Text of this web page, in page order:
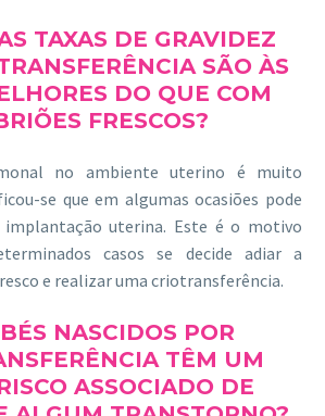
TAXAS DE GRAVIDEZ
SÃO ÀS
DO QUE COM
FRESCOS?
no ambiente uterino é muito
se que em algumas ocasiões pode
uterina. Este é o motivo
casos se decide adiar a
e realizar uma criotransferência.
NASCIDOS POR
TÊM UM
ASSOCIADO DE